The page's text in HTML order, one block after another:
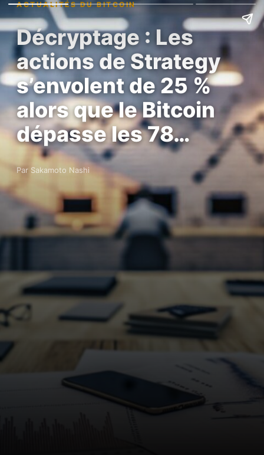
ACTUALITÉS DU BITCOIN
Décryptage : Les
actions de Strategy
s’envolent de 25 %
alors que le Bitcoin
dépasse les 78…
Par Sakamoto Nashi